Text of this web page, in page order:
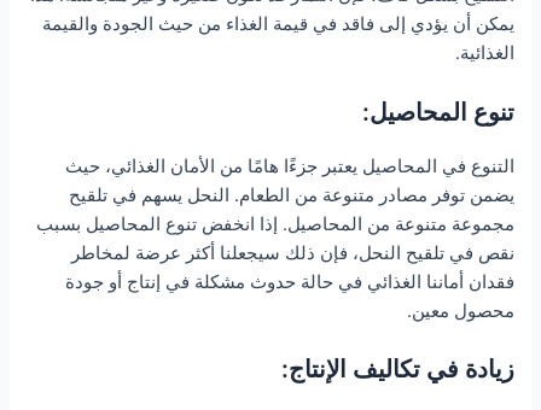
يمكن أن يؤدي إلى فاقد في قيمة الغذاء من حيث الجودة والقيمة
الغذائية.
تنوع المحاصيل:
التنوع في المحاصيل يعتبر جزءًا هامًا من الأمان الغذائي، حيث
يضمن توفر مصادر متنوعة من الطعام. النحل يسهم في تلقيح
مجموعة متنوعة من المحاصيل. إذا انخفض تنوع المحاصيل بسبب
نقص في تلقيح النحل، فإن ذلك سيجعلنا أكثر عرضة لمخاطر
فقدان أماننا الغذائي في حالة حدوث مشكلة في إنتاج أو جودة
محصول معين.
زيادة في تكاليف الإنتاج: